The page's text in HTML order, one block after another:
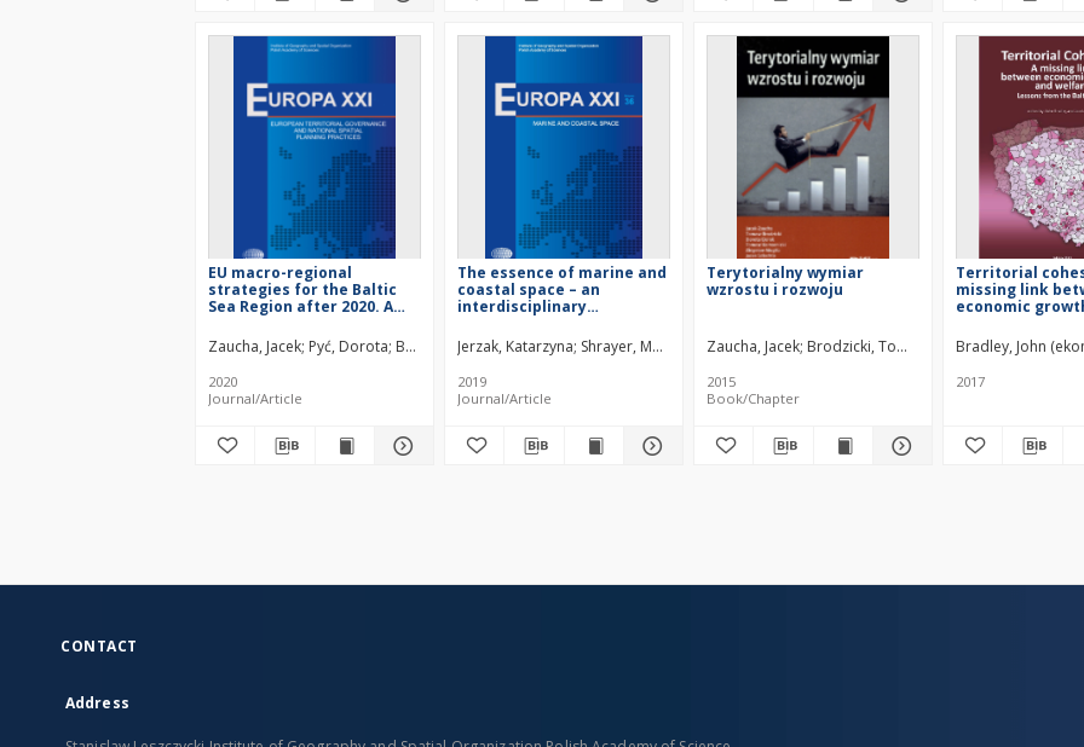
EU macro-regional
strategies for the Baltic
Sea Region after 2020. A
possibilities
Zaucha, Jacek Pyć, Dorota Böhme, Kai Neumann, Lilia Aziewicz, Dominik
2020
Journal/Article
The essence of marine and
coastal space – an
interdisciplinary
Jerzak, Katarzyna Shrayer, Maxim D Krośnicka, Karolina A Lorens, Piotr Zaucha, Jacek
2019
Journal/Article
Terytorialny wymiar
wzrostu i rozwoju
Zaucha, Jacek Brodzicki, Tomasz Ciołek, Dorota
2015
Book/Chapter
Territorial
missing link
economic
Baltic Tiger
Bradley, John
2017
CONTACT
Address